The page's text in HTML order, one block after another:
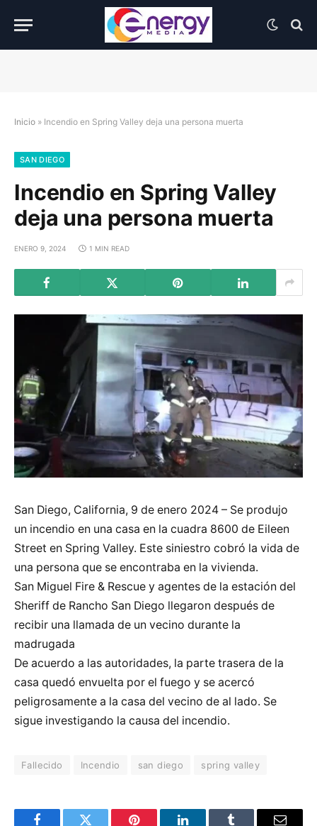
Inicio » Incendio en Spring Valley deja una persona muerta
SAN DIEGO
Incendio en Spring Valley
deja una persona muerta
ENERO 9, 2024 1 MIN READ
San Diego, California, 9 de enero 2024 – Se produjo
un incendio en una casa en la cuadra 8600 de Eileen
Street en Spring Valley. Este siniestro cobró la vida de
una persona que se encontraba en la vivienda.
San Miguel Fire & Rescue y agentes de la estación del
Sheriff de Rancho San Diego llegaron después de
recibir una llamada de un vecino durante la
madrugada
De acuerdo a las autoridades, la parte trasera de la
casa quedó envuelta por el fuego y se acercó
peligrosamente a la casa del vecino de al lado. Se
sigue investigando la causa del incendio.
Fallecido Incendio san diego spring valley